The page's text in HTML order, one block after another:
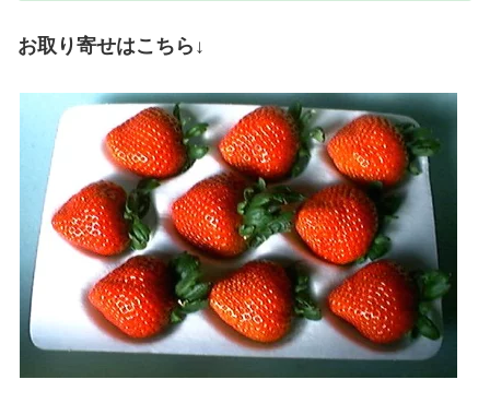
お取り寄せはこちら ↓